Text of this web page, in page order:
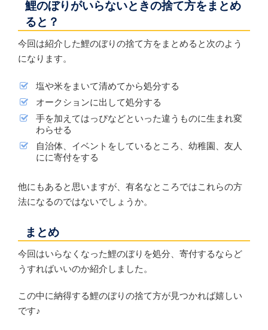
鯉のぼりがいらないときの捨て方をまとめ
ると？
今回は紹介した鯉のぼりの捨て方をまとめると次のよう
になります。
塩や米をまいて清めてから処分する
オークションに出して処分する
手を加えてはっぴなどといった違うものに生まれ変
わらせる
自治体、イベントをしているところ、幼稚園、友人
にに寄付をする
他にもあると思いますが、有名なところではこれらの方
法になるのではないでしょうか。
まとめ
今回はいらなくなった鯉のぼりを処分、寄付するならど
うすればいいのか紹介しました。
この中に納得する鯉のぼりの捨て方が見つかれば嬉しい
です♪